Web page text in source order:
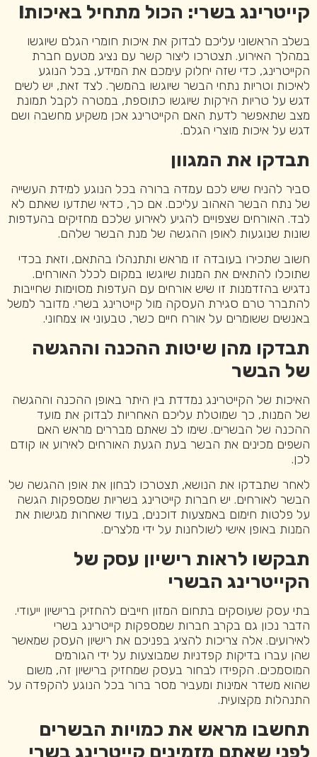
קייטרינג בשרי: הכול מתחיל באיכות!
בשלב הראשוני עליכם לבדוק את איכות חומרי הגלם שיוגשו
במהלך האירוע. תצטרכו ליצור קשר עם נציג מטעם חברת
הקייטרינג, כדי שזה יחלוק עימכם את המידע, בכל הנוגע
לאיכות וטריות נתחי הבשר שיוגשו בהמשך. לצד זאת, יש לשים
דגש על טריות הירקות שיוגשו כתוספת, במטרה לקבל תמונת
מצב שתאפשר לדעת האם הקייטרינג אכן משקיע מחשבה ושם
דגש על איכות מוצרי הגלם.
תבדקו את המגוון
סביר להניח שיש לכם עמדה ברורה בכל הנוגע למידת העשייה
של נתח הבשר האהוב עליכם. אם כך, כדאי שתדעו שאתם לא
לבד. האורחים שצפויים להגיע לאירוע שלכם מחזיקים בהעדפות
שונות שנוגעות לאופן ההגשה של מנת הבשר שלהם.
חשוב שתכירו בעובדה זו מראש ותתנהלו בהתאם, וזאת בכדי
שתוכלו להתאים את המנות שיוגשו במקום לכלל האורחים.
נדגיש בהזדמנות זו שיש אורחים עם העדפות מסוימות שחייבות
להתברר טרם סגירת העסקה מול קייטרינג בשרי. מדובר למשל
באנשים ששומרים על אורח חיים כשר, טבעוני או צמחוני.
תבדקו מהן שיטות ההכנה וההגשה
של הבשר
האיכות של הקייטרינג נמדדת בין היתר באופן ההכנה וההגשה
של המנות, כך שמוטלת עליכם האחריות לבדוק את מועד
ההכנה של הבשרים. שימו לב שאתם מבררים מראש האם
השפים מכינים את הבשר בעת הגעת האורחים לאירוע או קודם
לכן.
לאחר שתבדקו את הנושא, תצטרכו לבחון את אופן ההגשה של
הבשר לאורחים. יש חברות קייטרינג בשריות שמספקות הגשה
על פלטות חימום באמצעות דוכנים, בעוד שאחרות מגישות את
המנות באופן אישי לשולחנות על ידי מלצרים.
תבקשו לראות רישיון עסק של
הקייטרינג הבשרי
בתי עסק שעוסקים בתחום המזון חייבים להחזיק ברישיון ייעודי.
הדבר נכון גם בקרב חברות שמספקות קייטרינג בשרי
לאירועים. אלה צריכות להציג בפניכם את רישיון העסק שמאשר
שהן עברו בדיקות קפדניות שמבוצעות על ידי הגורמים
המוסמכים. הקפידו לבחור בעסק שמחזיק ברישיון זה, משום
שהוא משדר אמינות ומעביר מסר ברור בכל הנוגע להקפדה על
התנהלות מקצועית.
תחשבו מראש את כמויות הבשרים
לפני שאתם מזמינים קייטרינג בשרי